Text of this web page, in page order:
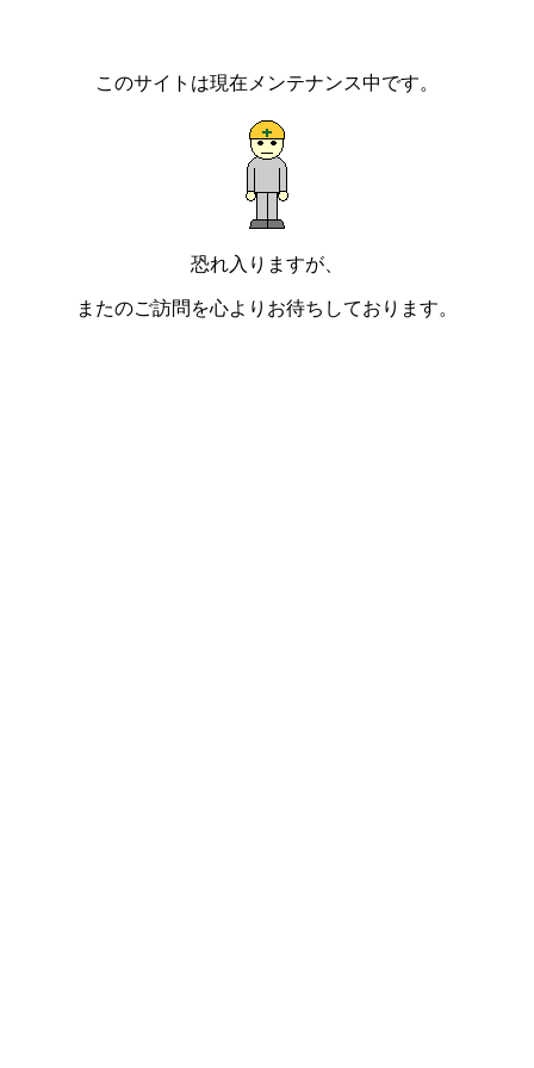
このサイトは現在メンテナンス中です。
恐れ入りますが、
またのご訪問を心よりお待ちしております。